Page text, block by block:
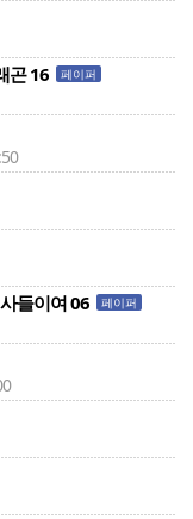
곤 16 페이퍼
들이여 06 페이퍼